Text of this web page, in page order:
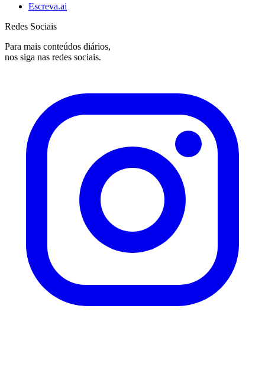
Escreva.ai
Redes Sociais
Para mais conteúdos diários,
nos siga nas redes sociais.